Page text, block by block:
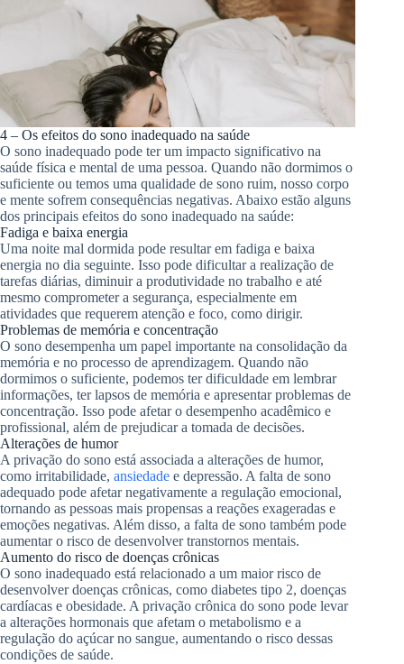
4 – Os efeitos do sono inadequado na saúde
O sono inadequado pode ter um impacto significativo na
saúde física e mental de uma pessoa. Quando não dormimos o
suficiente ou temos uma qualidade de sono ruim, nosso corpo
e mente sofrem consequências negativas. Abaixo estão alguns
dos principais efeitos do sono inadequado na saúde:
Fadiga e baixa energia
Uma noite mal dormida pode resultar em fadiga e baixa
energia no dia seguinte. Isso pode dificultar a realização de
tarefas diárias, diminuir a produtividade no trabalho e até
mesmo comprometer a segurança, especialmente em
atividades que requerem atenção e foco, como dirigir.
Problemas de memória e concentração
O sono desempenha um papel importante na consolidação da
memória e no processo de aprendizagem. Quando não
dormimos o suficiente, podemos ter dificuldade em lembrar
informações, ter lapsos de memória e apresentar problemas de
concentração. Isso pode afetar o desempenho acadêmico e
profissional, além de prejudicar a tomada de decisões.
Alterações de humor
A privação do sono está associada a alterações de humor,
como irritabilidade, ansiedade e depressão. A falta de sono
adequado pode afetar negativamente a regulação emocional,
tornando as pessoas mais propensas a reações exageradas e
emoções negativas. Além disso, a falta de sono também pode
aumentar o risco de desenvolver transtornos mentais.
Aumento do risco de doenças crônicas
O sono inadequado está relacionado a um maior risco de
desenvolver doenças crônicas, como diabetes tipo 2, doenças
cardíacas e obesidade. A privação crônica do sono pode levar
a alterações hormonais que afetam o metabolismo e a
regulação do açúcar no sangue, aumentando o risco dessas
condições de saúde.